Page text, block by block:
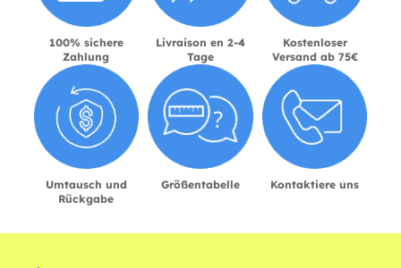
100% sichere
Zahlung
Livraison en 2-4
Tage
Kostenloser
Versand ab 75€
Umtausch und
Rückgabe
Größentabelle Kontaktiere uns